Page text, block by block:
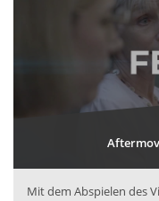
Mit dem Abspielen des